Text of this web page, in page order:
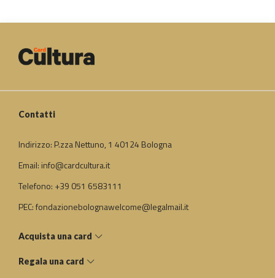
Contatti
Indirizzo: P.zza Nettuno, 1 40124 Bologna
Email: info@cardcultura.it
Telefono: +39 051 6583111
PEC: fondazionebolognawelcome@legalmail.it
Acquista una card
Regala una card